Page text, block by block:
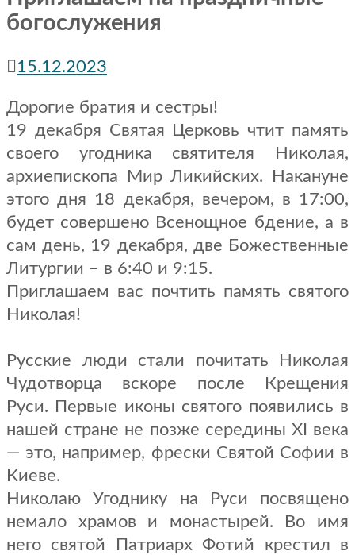
богослужения
15.12.2023
Дорогие братия и сестры!
19 декабря Святая Церковь чтит память
своего угодника святителя Николая,
архиепископа Мир Ликийских. Накануне
этого дня 18 декабря, вечером, в 17:00,
будет совершено Всенощное бдение, а в
сам день, 19 декабря, две Божественные
Литургии – в 6:40 и 9:15.
Приглашаем вас почтить память святого
Николая!
Русские люди стали почитать Николая
Чудотворца вскоре после Крещения
Руси. Первые иконы святого появились в
нашей стране не позже середины XI века
— это, например, фрески Святой Софии в
Киеве.
Николаю Угоднику на Руси посвящено
немало храмов и монастырей. Во имя
него святой Патриарх Фотий крестил в